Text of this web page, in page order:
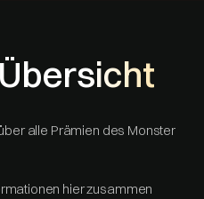
alle Prämien des Monster
hier zusammen